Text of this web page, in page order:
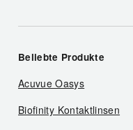
Beliebte Produkte
Acuvue Oasys
Biofinity Kontaktlinsen